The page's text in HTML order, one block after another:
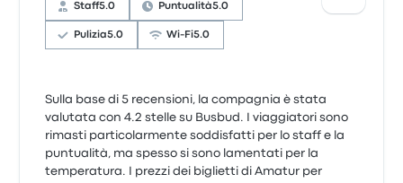
Staff5.0 Puntualità5.0
Pulizia5.0 Wi-Fi5.0
Sulla base di 5 recensioni, la compagnia è stata
valutata con 4.2 stelle su Busbud. I viaggiatori sono
rimasti particolarmente soddisfatti per lo staff e la
puntualità, ma spesso si sono lamentati per la
temperatura. I prezzi dei biglietti di Amatur per